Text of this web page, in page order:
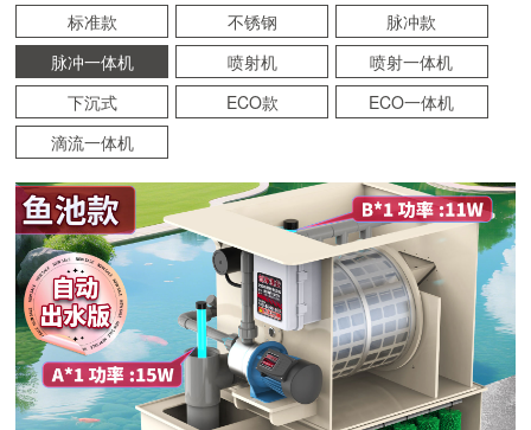
标准款
不锈钢
脉冲款
脉冲一体机
喷射机
喷射一体机
下沉式
ECO款
ECO一体机
滴流一体机